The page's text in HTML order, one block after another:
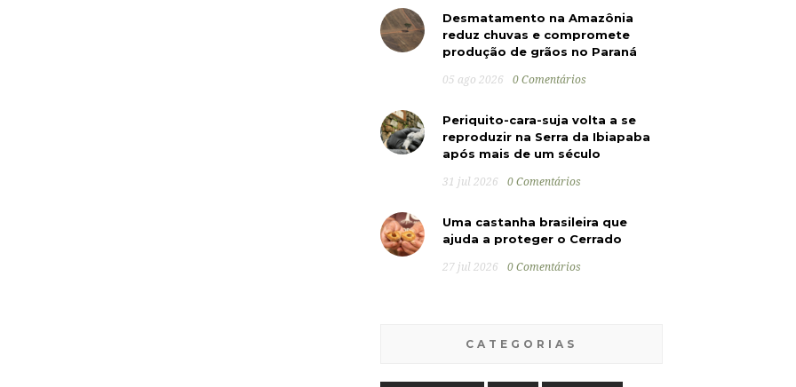
Desmatamento na Amazônia
reduz chuvas e compromete
produção de grãos no Paraná
05 ago 2026 0 Comentários
Periquito-cara-suja volta a se
reproduzir na Serra da Ibiapaba
após mais de um século
31 jul 2026 0 Comentários
Uma castanha brasileira que
ajuda a proteger o Cerrado
27 jul 2026 0 Comentários
CATEGORIAS